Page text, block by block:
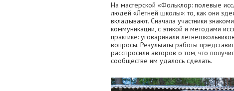
На мастерской «Фольклор: полевые
людей «Летней школы»: то, как они
вкладывают. Сначала участники
коммуникации, с этикой и методами
практике: уговаривали
вопросы. Результаты работы
расспросили авторов о том, что
сообществе им удалось сделать.